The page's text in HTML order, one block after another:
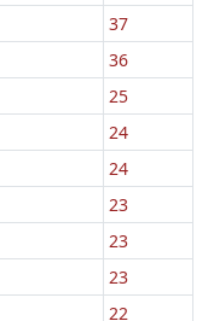
37
36
25
24
24
23
23
23
22